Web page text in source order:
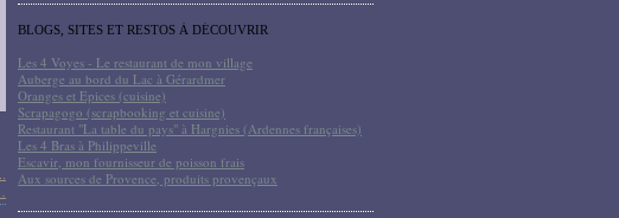
BLOGS, SITES ET RESTOS À DÉCOUVRIR
Les 4 Voyes - Le restaurant de mon village
Auberge au bord du Lac à Gérardmer
Oranges et Epices (cuisine)
Scrapagogo (scrapbooking et cuisine)
Restaurant "La table du pays" à Hargnies (Ardennes françaises)
Les 4 Bras à Philippeville
Escavir, mon fournisseur de poisson frais
Aux sources de Provence, produits provençaux